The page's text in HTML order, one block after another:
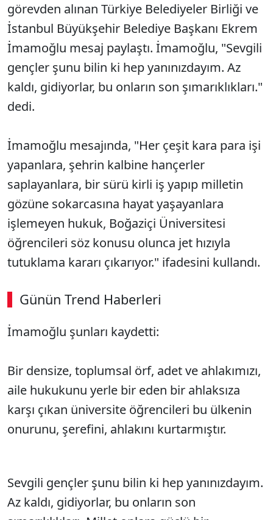
görevden alınan Türkiye Belediyeler Birliği ve
İstanbul Büyükşehir Belediye Başkanı Ekrem
İmamoğlu mesaj paylaştı. İmamoğlu, "Sevgili
gençler şunu bilin ki hep yanınızdayım. Az
kaldı, gidiyorlar, bu onların son şımarıklıkları."
dedi.
İmamoğlu mesajında, "Her çeşit kara para işi
yapanlara, şehrin kalbine hançerler
saplayanlara, bir sürü kirli iş yapıp milletin
gözüne sokarcasına hayat yaşayanlara
işlemeyen hukuk, Boğaziçi Üniversitesi
öğrencileri söz konusu olunca jet hızıyla
tutuklama kararı çıkarıyor." ifadesini kullandı.
Günün Trend Haberleri
00:02 / 09:08
İmamoğlu şunları kaydetti:
Bir densize, toplumsal örf, adet ve ahlakımızı,
aile hukukunu yerle bir eden bir ahlaksıza
karşı çıkan üniversite öğrencileri bu ülkenin
onurunu, şerefini, ahlakını kurtarmıştır.
Sevgili gençler şunu bilin ki hep yanınızdayım.
Az kaldı, gidiyorlar, bu onların son